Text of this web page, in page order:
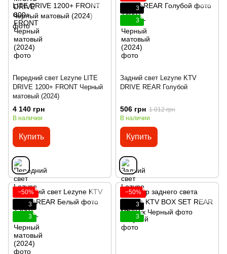
Передний свет Lezyne LITE
DRIVE 1200+ FRONT Черный
матовый (2024)
4 140 грн
В наличии
Купить
3
3
Задний свет Lezyne KTV
DRIVE REAR Голубой
506 грн 1 012 грн
В наличии
Купить
−50%
3
3
−50%
3
3